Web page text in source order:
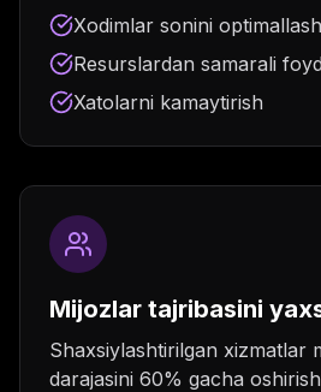
Xodimlar sonini
Resurslardan samarali
Xatolarni kamaytirish
Mijozlar tajribasini
Shaxsiylashtirilgan xizmatlar
darajasini 60% gacha